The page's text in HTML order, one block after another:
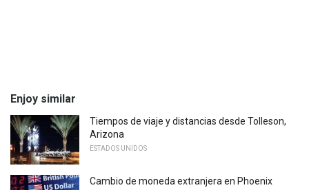
Enjoy similar
Tiempos de viaje y distancias desde Tolleson,
Arizona
ESTADOS UNIDOS
Cambio de moneda extranjera en Phoenix